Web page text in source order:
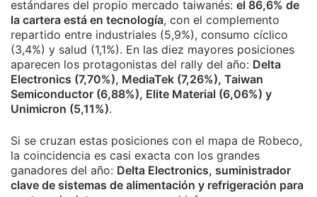
estándares del propio mercado taiwanés: el 86,6% de
la cartera está en tecnología, con el complemento
repartido entre industriales (5,9%), consumo cíclico
(3,4%) y salud (1,1%). En las diez mayores posiciones
aparecen los protagonistas del rally del año: Delta
Electronics (7,70%), MediaTek (7,26%), Taiwan
Semiconductor (6,88%), Elite Material (6,06%) y
Unimicron (5,11%).
Si se cruzan estas posiciones con el mapa de Robeco,
la coincidencia es casi exacta con los grandes
ganadores del año: Delta Electronics, suministrador
clave de sistemas de alimentación y refrigeración para